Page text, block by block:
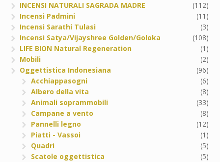
INCENSI NATURALI SAGRADA MADRE
(112)
Incensi Padmini
(11)
Incensi Sarathi Tulasi
(3)
Incensi Satya/Vijayshree Golden/Goloka
(108)
LIFE BION Natural Regeneration
(1)
Mobili
(2)
Oggettistica Indonesiana
(96)
Acchiappasogni
(6)
Albero della vita
(8)
Animali soprammobili
(33)
Campane a vento
(8)
Pannelli legno
(12)
Piatti - Vassoi
(1)
Quadri
(5)
Scatole oggettistica
(5)